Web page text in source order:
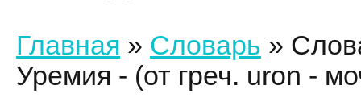
Главная » Словарь »
Уремия - (от греч. uron -